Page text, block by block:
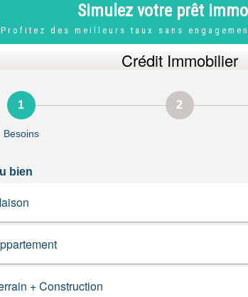
Simulez votre prêt
Profitez des meilleurs taux sans